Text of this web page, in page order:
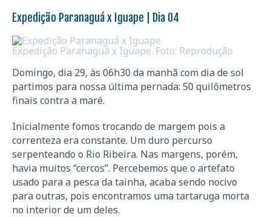
Expedição Paranaguá x Iguape | Dia 04
Expedição Paranaguá x Iguape. Foto: Reprodução
Domingo, dia 29, às 06h30 da manhã com dia de sol
partimos para nossa última pernada: 50 quilômetros
finais contra a maré.
Inicialmente fomos trocando de margem pois a
correnteza era constante. Um duro percurso
serpenteando o Rio Ribeira. Nas margens, porém,
havia muitos “cercos”. Percebemos que o artefato
usado para a pesca da tainha, acaba sendo nocivo
para outras, pois encontramos uma tartaruga morta
no interior de um deles.